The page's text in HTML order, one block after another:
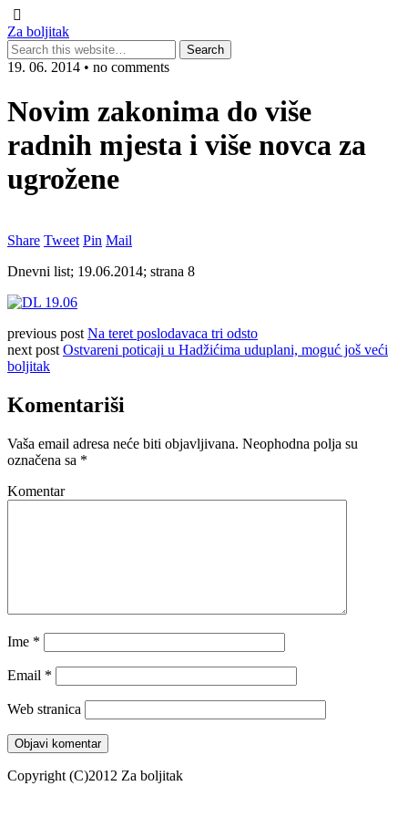
Za boljitak
19. 06. 2014 • no comments
Novim zakonima do više
radnih mjesta i više novca za
ugrožene
Share Tweet Pin Mail
Dnevni list; 19.06.2014; strana 8
previous post Na teret poslodavaca tri odsto
next post Ostvareni poticaji u Hadžićima uduplani, moguć još veći
boljitak
Komentariši
Vaša email adresa neće biti objavljivana. Neophodna polja su
označena sa *
Komentar
Ime *
Email *
Web stranica
Copyright (C)2012 Za boljitak